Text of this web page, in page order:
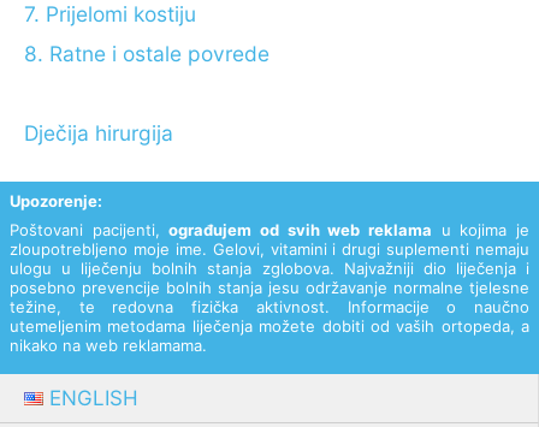
7. Prijelomi kostiju
8. Ratne i ostale povrede
Dječija hirurgija
Upozorenje:
Poštovani pacijenti,ograđujem od svih web reklama u kojima je
zloupotrebljeno moje ime. Gelovi, vitamini i drugi suplementi nemaju
ulogu u liječenju bolnih stanja zglobova. Najvažniji dio liječenja i
posebno prevencije bolnih stanja jesu održavanje normalne tjelesne
težine, te redovna fizička aktivnost. Informacije o naučno
utemeljenim metodama liječenja možete dobiti od vaših ortopeda, a
nikako na web reklamama.
ENGLISH